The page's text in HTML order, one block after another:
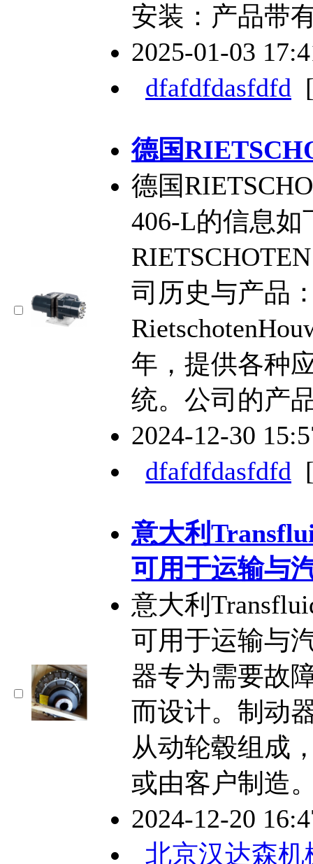
安装：产品带
2025-01-03
dfafdfdasfdfd
德国
德国
406-L的信息
司历史与产品
年，提供各种
统。公司的产
2024-12-30
dfafdfdasfdfd
意大利
可用于运输与
意大利
可用于运输与
器专为需要故
而设计。制动
从动轮毂组成
或由客户制造
2024-12-20
北京汉达森机